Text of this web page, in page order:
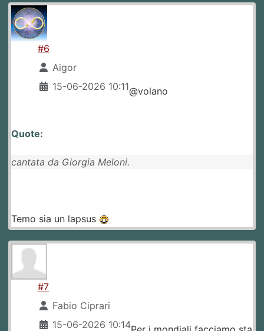
#6
Aigor
15-06-2026 10:11@volano
Quote:
cantata da Giorgia Meloni.
Temo sia un lapsus
#7
Fabio Ciprari
15-06-2026 10:14